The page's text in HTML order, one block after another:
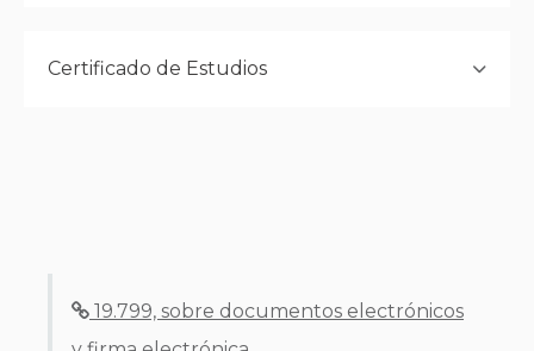
Certificado de Estudios
19.799, sobre documentos electrónicos